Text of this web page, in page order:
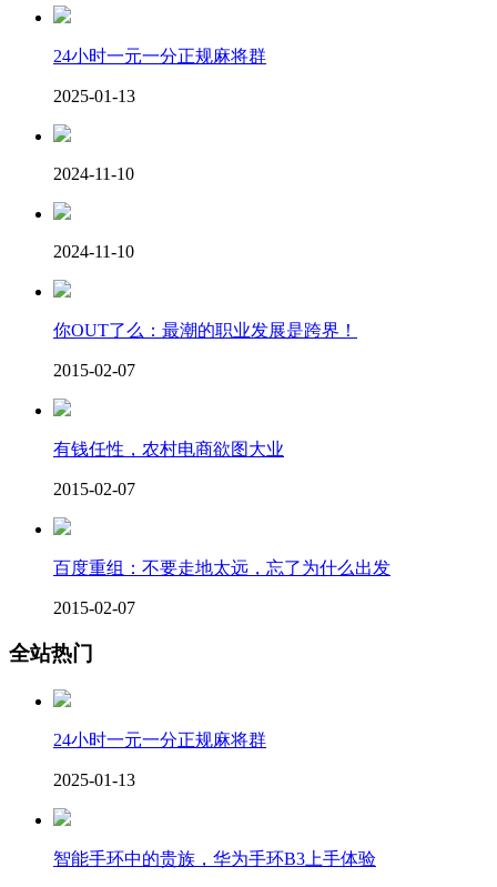
24小时一元一分正规麻将群
2025-01-13
2024-11-10
2024-11-10
你OUT了么：最潮的职业发展是跨界！
2015-02-07
有钱任性，农村电商欲图大业
2015-02-07
百度重组：不要走地太远，忘了为什么出发
2015-02-07
全站热门
24小时一元一分正规麻将群
2025-01-13
智能手环中的贵族，华为手环B3上手体验